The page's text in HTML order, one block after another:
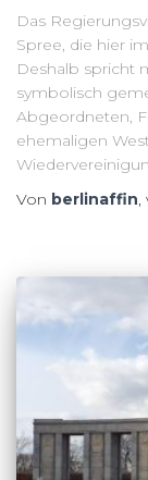
Das
Spree, die hier
Deshalb spricht
symbolisch
Abgeordneten,
ehemaligen
Von berlinaffin